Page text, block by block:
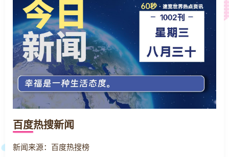
百度热搜新闻
新闻来源：百度热搜榜